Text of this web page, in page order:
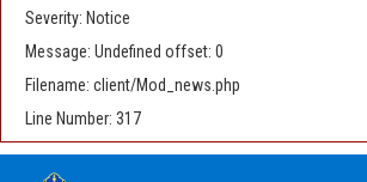
Severity: Notice
Message: Undefined offset: 0
Filename: client/Mod_news.php
Line Number: 317